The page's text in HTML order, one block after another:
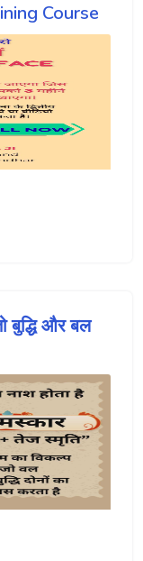
Course
बुद्धि और बल